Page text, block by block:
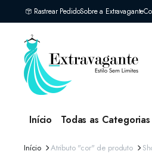
Rastrear PedidoSobre a Extravagante
Início Todas as Categorias
Início Atributo "cor" de produto